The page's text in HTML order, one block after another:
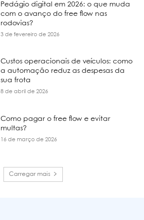
Pedágio digital em 2026: o que muda
com o avanço do free flow nas
rodovias?
3 de fevereiro de 2026
Custos operacionais de veículos: como
a automação reduz as despesas da
sua frota
8 de abril de 2026
Como pagar o free flow e evitar
multas?
16 de março de 2026
Carregar mais